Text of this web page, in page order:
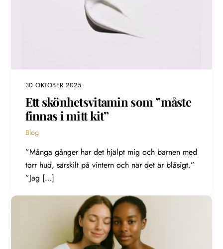
30 OKTOBER 2025
Ett skönhetsvitamin som ”måste
finnas i mitt kit”
Blog
”Många gånger har det hjälpt mig och barnen med
torr hud, särskilt på vintern och när det är blåsigt.”
”Jag […]